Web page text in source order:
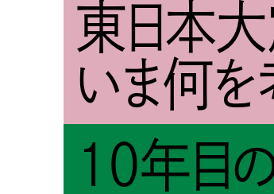
東日本大
いま何を
10年目